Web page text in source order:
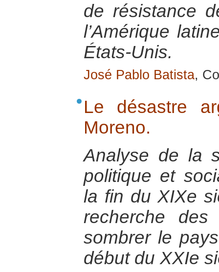
de résistance
l’Amérique
États-Unis.
José Pablo Batista,
Le désastre
Moreno.
Analyse de la
politique et
la fin du XIXe
recherche
sombrer le
début du XXIe